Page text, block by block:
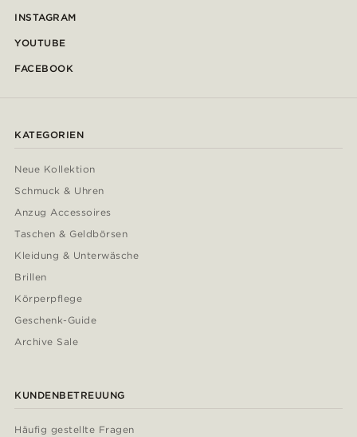
INSTAGRAM
YOUTUBE
FACEBOOK
KATEGORIEN
Neue Kollektion
Schmuck & Uhren
Anzug Accessoires
Taschen & Geldbörsen
Kleidung & Unterwäsche
Brillen
Körperpflege
Geschenk-Guide
Archive Sale
KUNDENBETREUUNG
Häufig gestellte Fragen